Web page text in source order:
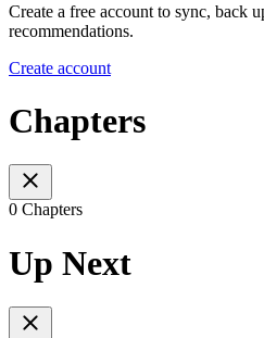
Create a free account to sync, back
recommendations.
Create account
Chapters
0 Chapters
Up Next